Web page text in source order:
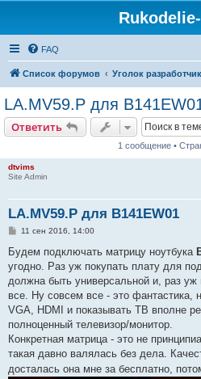
FAQ
Список форумов Уголок
LA.MV59.P для
Ответить
1 сообщение •
dtvims
Site Admin
LA.MV59.P для B141EW01
С
о
б
щ
е
и
е
11 сен 2016, 14:00
Будем подключать матрицу ноутбука
угодно. Раз уж покупать плату для
должна быть универсальной и, раз уж
все. Ну совсем все - это фантастика,
VGA, HDMI и показывать ТВ вполне
полноценный телевизор/монитор.
Конкретная матрица - это не
такая давно валялась без дела.
досталась она мне за бесплатно,